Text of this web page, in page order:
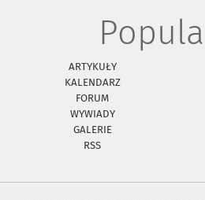
ARTYKUŁY
KALENDARZ
FORUM
WYWIADY
GALERIE
RSS